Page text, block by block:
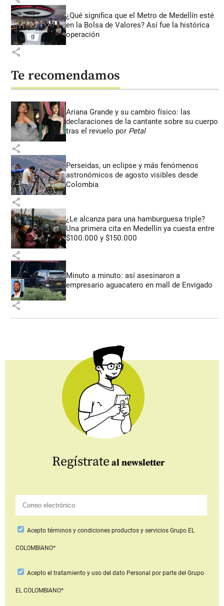
¿Qué significa que el Metro de Medellín esté
en la Bolsa de Valores? Así fue la histórica
operación
share
Te recomendamos
Ariana Grande y su cambio físico: las
declaraciones de la cantante sobre su cuerpo
tras el revuelo por Petal
share
Perseidas, un eclipse y más fenómenos
astronómicos de agosto visibles desde
Colombia
share
¿Le alcanza para una hamburguesa triple?
Una primera cita en Medellín ya cuesta entre
$100.000 y $150.000
share
Minuto a minuto: así asesinaron a
empresario aguacatero en mall de Envigado
share
Regístrate al newsletter
Aceptotérminos y condiciones productos y serviciosGrupo EL
COLOMBIANO*
Acepto el tratamiento y uso del dato Personal por parte del Grupo
EL COLOMBIANO*